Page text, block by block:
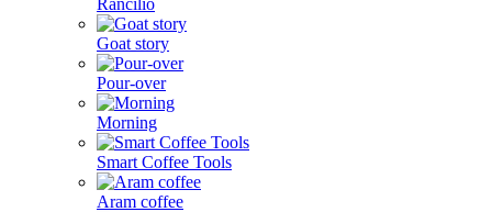
Rancilio
Goat story
Pour-over
Morning
Smart Coffee Tools
Aram coffee